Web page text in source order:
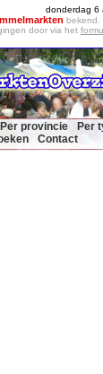
donderdag 6
bekend.
door via het
Per provincie
Per
Contact